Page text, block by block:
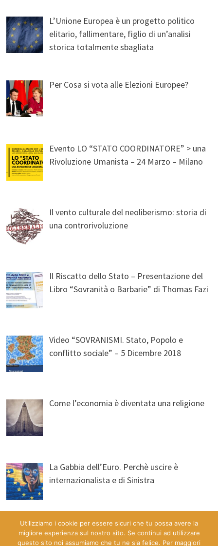
L’Unione Europea è un progetto politico
elitario, fallimentare, figlio di un’analisi
storica totalmente sbagliata
Per Cosa si vota alle Elezioni Europee?
Evento LO “STATO COORDINATORE” > una
Rivoluzione Umanista – 24 Marzo – Milano
Il vento culturale del neoliberismo: storia di
una controrivoluzione
Il Riscatto dello Stato – Presentazione del
Libro “Sovranità o Barbarie” di Thomas Fazi
Video “SOVRANISMI. Stato, Popolo e
conflitto sociale” – 5 Dicembre 2018
Come l’economia è diventata una religione
La Gabbia dell’Euro. Perchè uscire è
internazionalista e di Sinistra
Utilizziamo i cookie per essere sicuri che tu possa avere la
migliore esperienza sul nostro sito. Se continui ad utilizzare
questo sito noi assumiamo che tu ne sia felice. Per maggiori